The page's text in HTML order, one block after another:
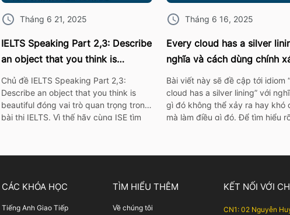
Tháng 6 21, 2025
IELTS Speaking Part 2,3: Describe
an object that you think is
beautiful
Chủ đề IELTS Speaking Part 2,3:
Describe an object that you think is
beautiful đóng vai trò quan trọng trong
bài thi IELTS. Vì thế hãy cùng ISE tìm
Bài mẫu IELTS Speaking Part 2:
Tháng 6 16, 2025
Every cloud has a silver
nghĩa và cách dùng chính
nhất
Bài viết này sẽ đề cập tới idiom
cloud has a silver lining” với
gì đó không thể xảy ra hay khó
mà làm điều gì đó. Để tìm hiểu
bài viết […]
CÁC KHÓA HỌC
Tiếng Anh Giao Tiếp
TÌM HIỂU THÊM
Về chúng tôi
KẾT NỐI VỚI
CN1: 02 Nguyễn